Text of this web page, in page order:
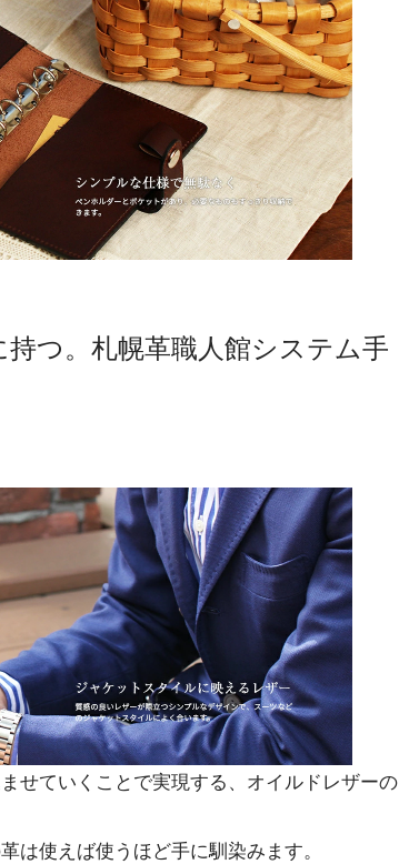
つ。札幌革職人館システム手
せていくことで実現する、オイルドレザーの
は使えば使うほど手に馴染みます。